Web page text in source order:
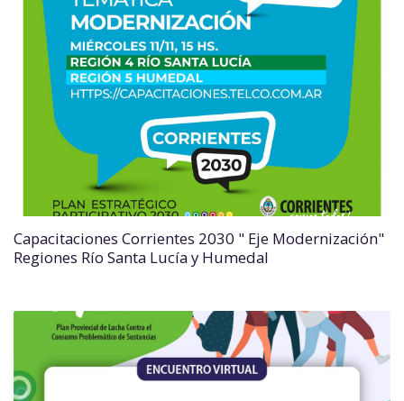
Capacitaciones Corrientes 2030 " Eje Modernización"
Regiones Río Santa Lucía y Humedal